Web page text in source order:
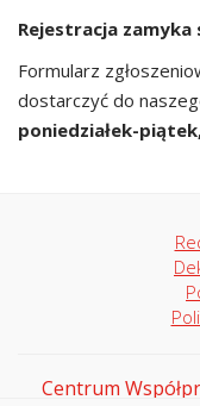
Rejestracja zamyka
Formularz
dostarczyć do
poniedziałek-
Centrum